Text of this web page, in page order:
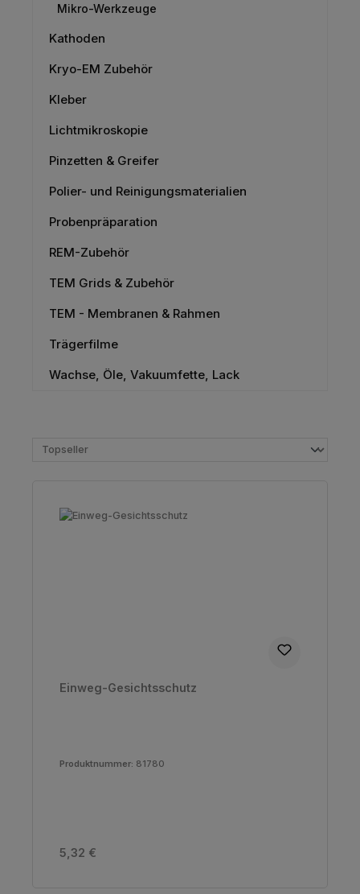
Mikro-Werkzeuge
Kathoden
Kryo-EM Zubehör
Kleber
Lichtmikroskopie
Pinzetten & Greifer
Polier- und Reinigungsmaterialien
Probenpräparation
REM-Zubehör
TEM Grids & Zubehör
TEM - Membranen & Rahmen
Trägerfilme
Wachse, Öle, Vakuumfette, Lack
Einweg-Gesichtsschutz
Produktnummer: 81780
Regulärer Preis:
5,32 €